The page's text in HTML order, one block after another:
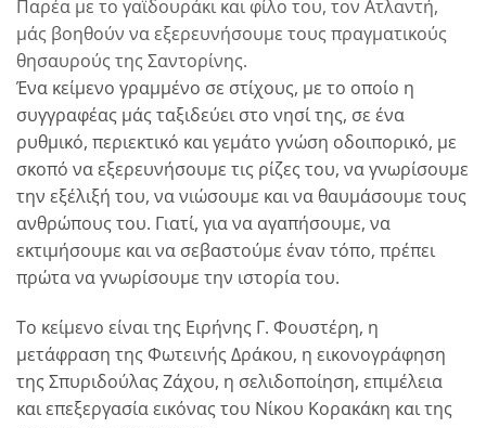
Παρέα με το γαϊδουράκι και φίλο του, τον Ατλαντή,
μάς βοηθούν να εξερευνήσουμε τους πραγματικούς
θησαυρούς της Σαντορίνης.
Ένα κείμενο γραμμένο σε στίχους, με το οποίο η
συγγραφέας μάς ταξιδεύει στο νησί της, σε ένα
ρυθμικό, περιεκτικό και γεμάτο γνώση οδοιπορικό, με
σκοπό να εξερευνήσουμε τις ρίζες του, να γνωρίσουμε
την εξέλιξή του, να νιώσουμε και να θαυμάσουμε τους
ανθρώπους του. Γιατί, για να αγαπήσουμε, να
εκτιμήσουμε και να σεβαστούμε έναν τόπο, πρέπει
πρώτα να γνωρίσουμε την ιστορία του.
Το κείμενο είναι της Ειρήνης Γ. Φουστέρη, η
μετάφραση της Φωτεινής Δράκου, η εικονογράφηση
της Σπυριδούλας Ζάχου, η σελιδοποίηση, επιμέλεια
και επεξεργασία εικόνας του Νίκου Κορακάκη και της